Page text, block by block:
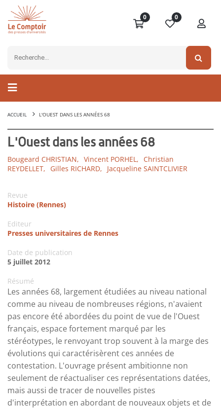
0 0
ACCUEIL L'OUEST DANS LES ANNÉES 68
L'Ouest dans les années 68
Bougeard CHRISTIAN, Vincent PORHEL,
Christian
REYDELLET,
Gilles RICHARD, Jacqueline SAINTCLIVIER
Revue
Histoire (Rennes)
Editeur
Presses universitaires de Rennes
Date de publication
5 juillet 2012
Résumé
Les années 68, largement étudiées au niveau national
comme au niveau de nombreuses régions, n'avaient
pas encore été abordées du point de vue de l'Ouest
français, espace fortement marqué par les
stéréotypes, le renvoyant trop souvent à la marge des
évolutions qui caractérisèrent ces années de
contestation. L'ouvrage présent ambitionne non
seulement de réactualiser ces représentations datées,
mais aussi de tracer de nouvelles pistes
d'interprétation en abordant de nouveaux objets et de